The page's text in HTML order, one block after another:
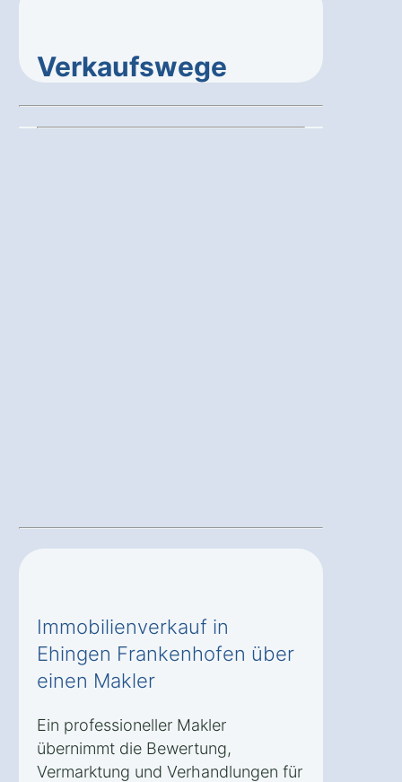
Verkaufswege
Immobilienverkauf in
Ehingen Frankenhofen über
einen Makler
Ein professioneller Makler
übernimmt die Bewertung,
Vermarktung und Verhandlungen für